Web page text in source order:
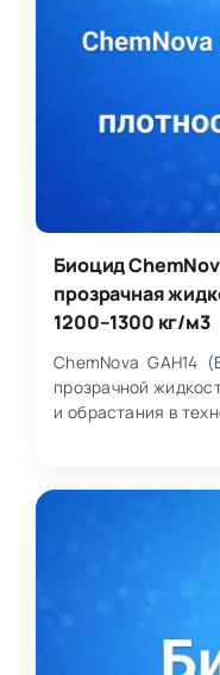
Биоцид
прозрачная
1200–1300 кг/м3
ChemNova GAH14
прозрачной
и обрастания в